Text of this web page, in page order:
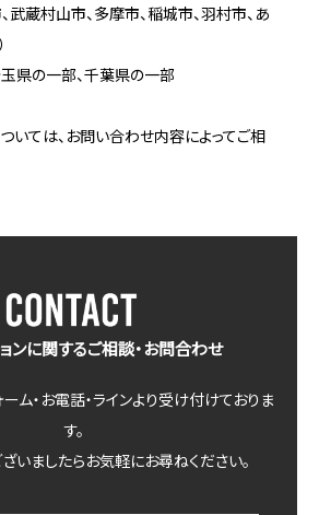
武蔵村山市、多摩市、稲城市、羽村市、あ
県の一部、千葉県の一部
いては、お問い合わせ内容によってご相
ンに関するご相談・お問合わせ
ム・お電話・ラインより受け付けておりま
す。
いましたらお気軽にお尋ねください。